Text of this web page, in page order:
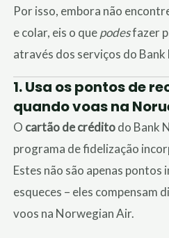
Por isso, embora não
e colar, eis o quepodesfazer
através dos serviços do
1.Usa os pontos de
quando voas na
O cartão de créditodo Bank
programa de fidelização
Estes não são apenas pontos
esqueces – eles compensam
voos na Norwegian Air.